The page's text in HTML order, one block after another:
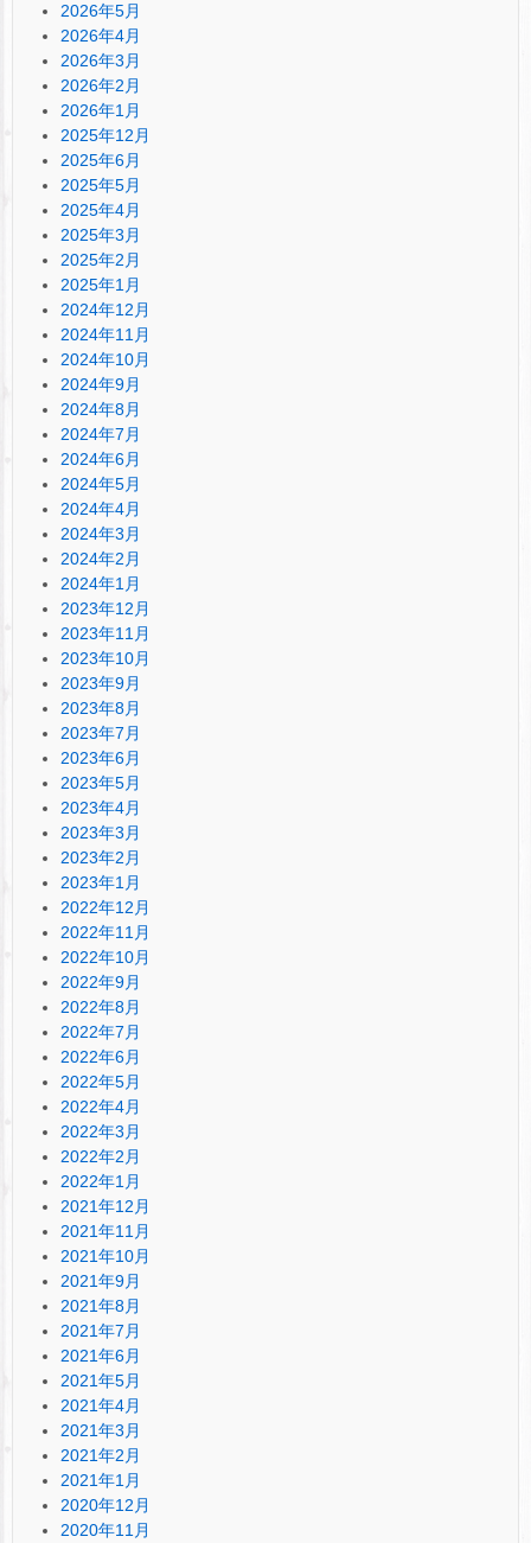
2026年5月
2026年4月
2026年3月
2026年2月
2026年1月
2025年12月
2025年6月
2025年5月
2025年4月
2025年3月
2025年2月
2025年1月
2024年12月
2024年11月
2024年10月
2024年9月
2024年8月
2024年7月
2024年6月
2024年5月
2024年4月
2024年3月
2024年2月
2024年1月
2023年12月
2023年11月
2023年10月
2023年9月
2023年8月
2023年7月
2023年6月
2023年5月
2023年4月
2023年3月
2023年2月
2023年1月
2022年12月
2022年11月
2022年10月
2022年9月
2022年8月
2022年7月
2022年6月
2022年5月
2022年4月
2022年3月
2022年2月
2022年1月
2021年12月
2021年11月
2021年10月
2021年9月
2021年8月
2021年7月
2021年6月
2021年5月
2021年4月
2021年3月
2021年2月
2021年1月
2020年12月
2020年11月